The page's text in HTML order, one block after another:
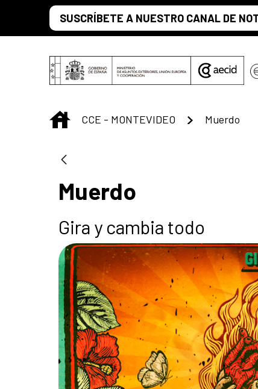
Saut au contenu principal
SUSCRÍBETE A NUESTRO CANAL DE
INICIO
CCE - MONTEVIDEO Muerdo
Muerdo
Gira y cambia todo